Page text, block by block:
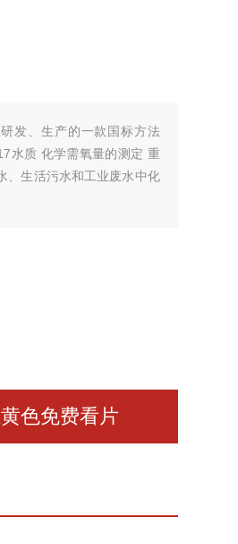
发、生产的一款国标方法
水质 化学需氧量的测定 重
、生活污水和工业废水中化
色免费看片